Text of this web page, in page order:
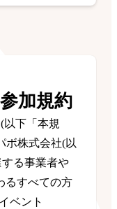
加規約
以下「本規
ボ株式会社(以
る事業者や
るすべての方
ベント